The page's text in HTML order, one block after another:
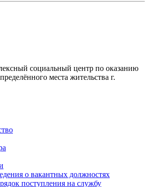
социальный центр по оказанию
места жительства г.
о вакантных должностях
поступления на службу